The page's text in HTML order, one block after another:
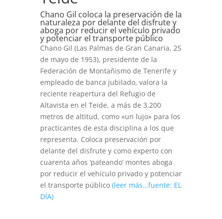
Chano Gil coloca la preservación de la
naturaleza por delante del disfrute y
aboga por reducir el vehículo privado
y potenciar el transporte público
Chano Gil (Las Palmas de Gran Canaria, 25
de mayo de 1953), presidente de la
Federación de Montañismo de Tenerife y
empleado de banca jubilado, valora la
reciente reapertura del Refugio de
Altavista en el Teide, a más de 3.200
metros de altitud, como «un lujo» para los
practicantes de esta disciplina a los que
representa. Coloca preservación por
delante del disfrute y como experto con
cuarenta años ‘pateando’ montes aboga
por reducir el vehículo privado y potenciar
el transporte público (leer más…fuente: EL
DÍA)